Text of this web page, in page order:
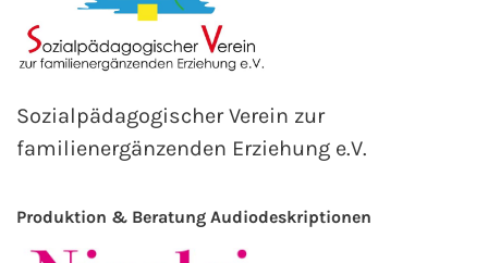
Sozialpädagogischer Verein zur
familienergänzenden Erziehung e.V.
Produktion & Beratung Audiodeskriptionen